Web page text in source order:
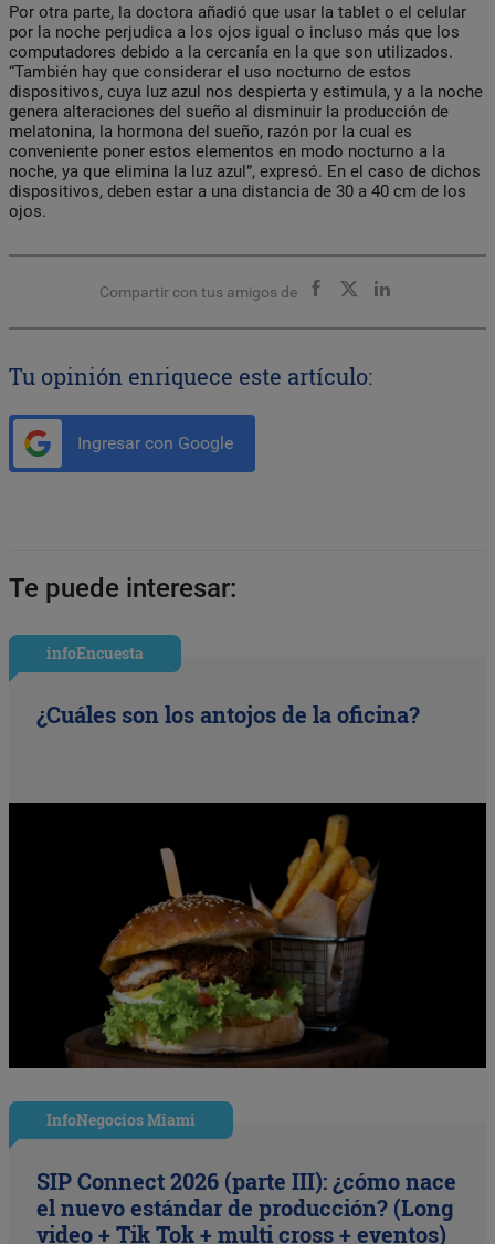
Por otra parte, la doctora añadió que usar la tablet o el celular
por la noche perjudica a los ojos igual o incluso más que los
computadores debido a la cercanía en la que son utilizados.
“También hay que considerar el uso nocturno de estos
dispositivos, cuya luz azul nos despierta y estimula, y a la noche
genera alteraciones del sueño al disminuir la producción de
melatonina, la hormona del sueño, razón por la cual es
conveniente poner estos elementos en modo nocturno a la
noche, ya que elimina la luz azul”, expresó. En el caso de dichos
dispositivos, deben estar a una distancia de 30 a 40 cm de los
ojos.
Compartir con tus amigos de
Tu opinión enriquece este artículo:
Ingresar con Google
Te puede interesar:
infoEncuesta
¿Cuáles son los antojos de la oficina?
InfoNegocios Miami
SIP Connect 2026 (parte III): ¿cómo nace
el nuevo estándar de producción? (Long
video + Tik Tok + multi cross + eventos)